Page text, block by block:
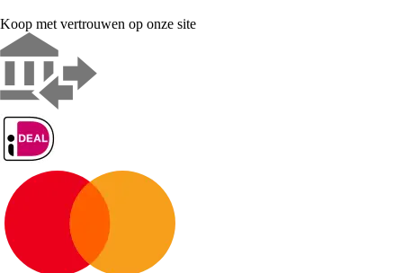
Koop met vertrouwen op onze site